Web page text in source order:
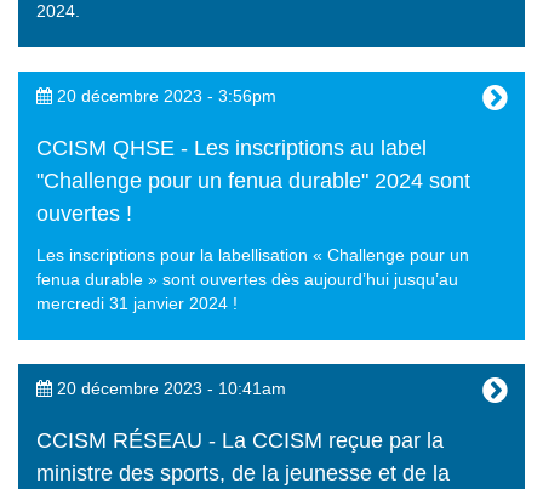
2024.
20 décembre 2023 - 3:56pm
CCISM QHSE - Les inscriptions au label
"Challenge pour un fenua durable" 2024 sont
ouvertes !
Les inscriptions pour la labellisation « Challenge pour un
fenua durable » sont ouvertes dès aujourd’hui jusqu’au
mercredi 31 janvier 2024 !
20 décembre 2023 - 10:41am
CCISM RÉSEAU - La CCISM reçue par la
ministre des sports, de la jeunesse et de la